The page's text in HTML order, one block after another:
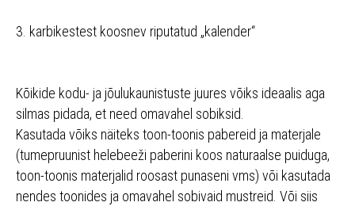
3. karbikestest koosnev riputatud „kalender“
Kõikide kodu- ja jõulukaunistuste juures võiks ideaalis aga
silmas pidada, et need omavahel sobiksid.
Kasutada võiks näiteks toon-toonis pabereid ja materjale
(tumepruunist helebeeži paberini koos naturaalse puiduga,
toon-toonis materjalid roosast punaseni vms) või kasutada
nendes toonides ja omavahel sobivaid mustreid. Või siis